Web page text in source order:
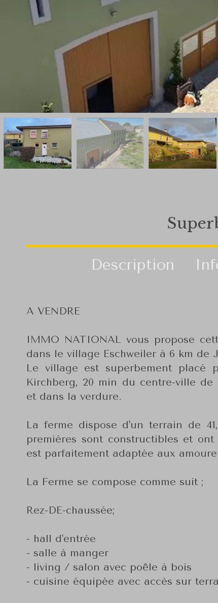
Description
A VENDRE
IMMO NATIONAL vous propose
dans le village Eschweiler à 6 km de
Le village est superbement
Kirchberg, 20 min du centre-ville
et dans la verdure.
La ferme dispose d'un terrain de
premières sont constructibles et
est parfaitement adaptée aux
La Ferme se compose comme suit ;
Rez-DE-chaussée;
- hall d'entrée
- salle à manger
- living / salon avec poêle à bois
- cuisine équipée avec accès sur